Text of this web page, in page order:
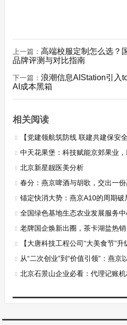
上一篇： 高端校服定制怎么选？
品牌评测与对比指南
下一篇： 浪潮信息AIStation引入
AI成本黑箱
相关阅读
【党建领航筑防线 联建共建保安全】七公司开展“
中天花果堡：科技赋能京郊果业，
北京新星靓医美分析
春分：燕京啤酒与胡歌，交出一
锚定快消大势：燕京A10的周期破
全国绿色基地生态农业发展服务中
老牌国企焕新出圈，茶卡湖盐热
【大唐科技工程公司“大美食节”升
从“二次创业”到“价值引领”：燕京以
北京石景山企业必看：代理记账